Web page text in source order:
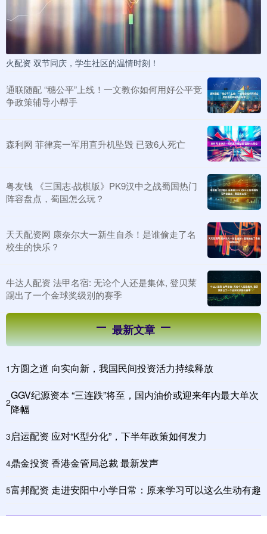
火配资 双节同庆，学生社区的温情时刻！
通联随配 “穗公平”上线！一文教你如何用好公平竞
争政策辅导小帮手
森利网 菲律宾一军用直升机坠毁 已致6人死亡
粤友钱 《三国志·战棋版》PK9汉中之战蜀国热门
阵容盘点，蜀国怎么玩？
天天配资网 康奈尔大一新生自杀！是谁偷走了名
校生的快乐？
牛达人配资 法甲名宿: 无论个人还是集体, 登贝莱
踢出了一个金球奖级别的赛季
最新文章
1方圆之道 向实向新，我国民间投资活力持续释放
2
GGV纪源资本 “三连跌”将至，国内油价或迎来年内最大单次
降幅
3启运配资 应对“K型分化”，下半年政策如何发力
4鼎金投资 香港金管局总裁 最新发声
5富邦配资 走进安阳中小学日常：原来学习可以这么生动有趣